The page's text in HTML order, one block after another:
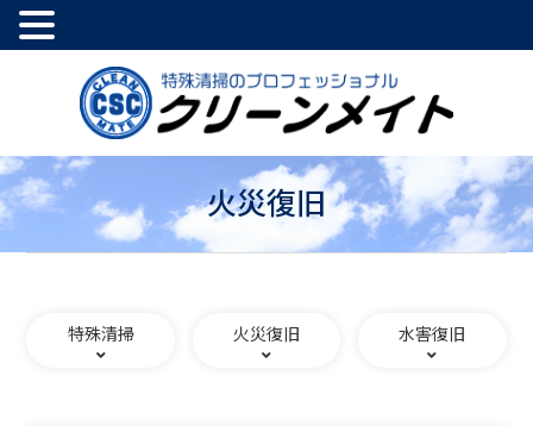
火災復旧
特殊清掃 火災復旧 水害復旧